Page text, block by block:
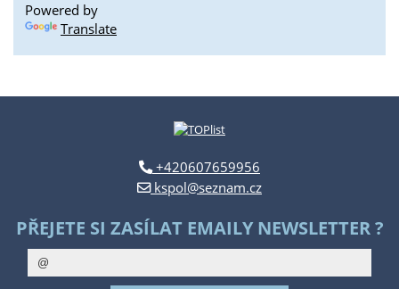
Powered by
Translate
+420607659956
kspol@seznam.cz
PŘEJETE SI ZASÍLAT EMAILY NEWSLETTER ?